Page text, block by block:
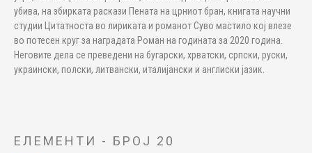
убива, на збирката раскази Пената на црниот бран, книгата научни
студии Цитатноста во лириката и романот Суво мастило кој влезе
во потесен круг за наградата Роман на годината за 2020 година.
Неговите дела се преведени на бугарски, хрватски, српски, руски,
украински, полски, литвански, италијански и англиски јазик.
ЕЛЕМЕНТИ - БРОЈ 20